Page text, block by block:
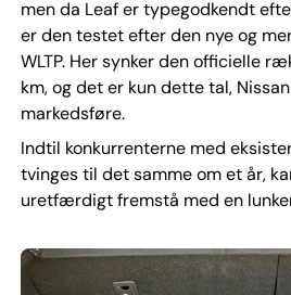
men da Leaf er typegodkendt
er den testet efter den nye og
WLTP. Her synker den officielle
km, og det er kun dette tal,
markedsføre.
Indtil konkurrenterne med
tvinges til det samme om et år,
uretfærdigt fremstå med en